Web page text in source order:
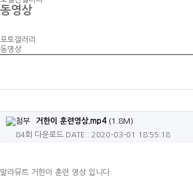
동영상
포토갤러리
동영상
거한이 훈련영상.mp4 (1.8M)
84회 다운로드 DATE : 2020-03-01 18:55:18
말라뮤트 거한이 훈련 영상 입니다.